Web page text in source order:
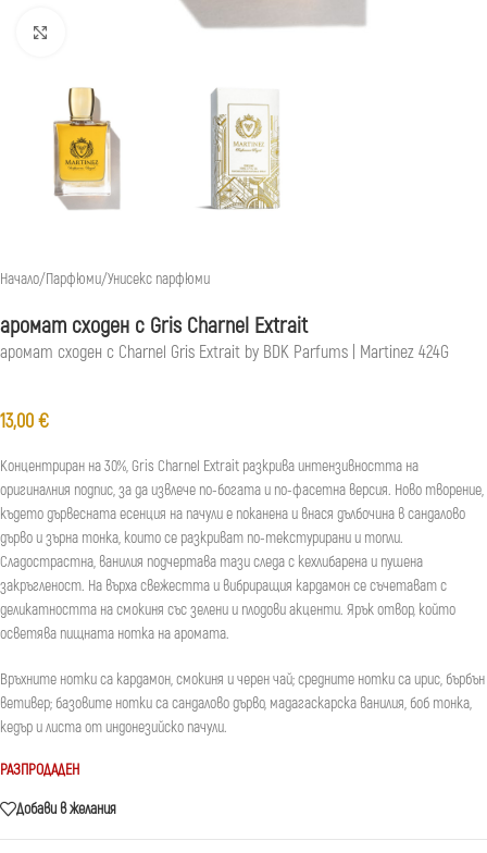
Натиснете, за да увеличите
Начало/Парфюми/Унисекс парфюми
аромат сходен с Gris Charnel Extrait
аромат сходен с Charnel Gris Extrait by BDK Parfums | Martinez 424G
13,00€
Концентриран на 30%, Gris Charnel Extrait разкрива интензивността на
оригиналния подпис, за да извлече по-богата и по-фасетна версия. Ново творение,
където дървесната есенция на пачули е поканена и внася дълбочина в сандалово
дърво и зърна тонка, които се разкриват по-текстурирани и топли.
Сладострастна, ванилия подчертава тази следа с кехлибарена и пушена
закръгленост. На върха свежестта и вибриращия кардамон се съчетават с
деликатността на смокиня със зелени и плодови акценти. Ярък отвор, който
осветява пищната нотка на аромата.
Връхните нотки са кардамон, смокиня и черен чай; средните нотки са ирис, бърбън
ветивер; базовите нотки са сандалово дърво, мадагаскарска ванилия, боб тонка,
кедър и листа от индонезийско пачули.
РАЗПРОДАДЕН
Добави в желания